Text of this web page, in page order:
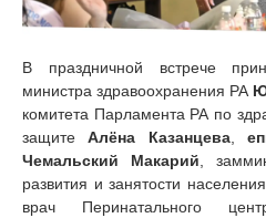
В праздничной встрече
министра здравоохранения РА
комитета Парламента РА по
защитеАлёна Казанцева,
Чемальский Макарий ,
развития и занятости населения
врач Перинатального